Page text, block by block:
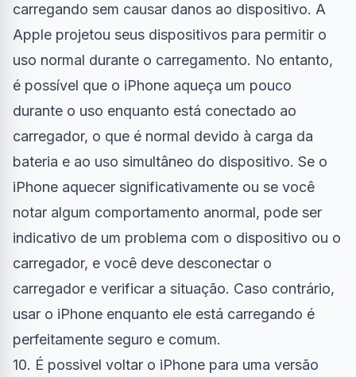
carregando sem causar danos ao dispositivo. A
Apple projetou seus dispositivos para permitir o
uso normal durante o carregamento. No entanto,
é possível que o iPhone aqueça um pouco
durante o uso enquanto está conectado ao
carregador, o que é normal devido à carga da
bateria e ao uso simultâneo do dispositivo. Se o
iPhone aquecer significativamente ou se você
notar algum comportamento anormal, pode ser
indicativo de um problema com o dispositivo ou o
carregador, e você deve desconectar o
carregador e verificar a situação. Caso contrário,
usar o iPhone enquanto ele está carregando é
perfeitamente seguro e comum.
10. É possivel voltar o iPhone para uma versão